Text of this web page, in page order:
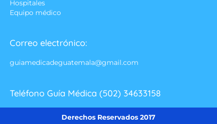
Hospitales
Equipo médico
Correo electrónico:
guiamedicadeguatemala@gmail.com
Teléfono Guía Médica (502) 34633158
Derechos Reservados 2017